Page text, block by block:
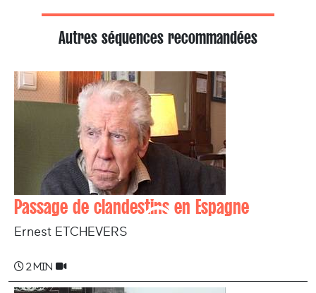
Autres séquences recommandées
Passage de clandestins en Espagne
Ernest ETCHEVERS
2 min